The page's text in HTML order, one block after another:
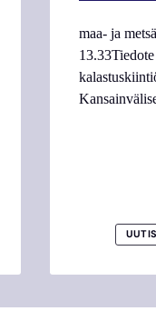
maa- ja